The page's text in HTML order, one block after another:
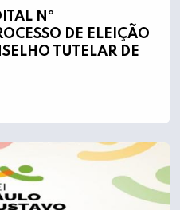
Nº
DE ELEIÇÃO
TUTELAR DE